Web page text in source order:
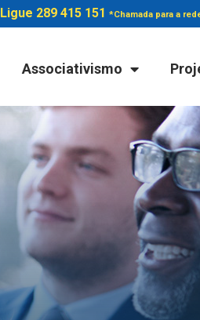
Ligue 289 415 151 *Chamada para a
Associativismo